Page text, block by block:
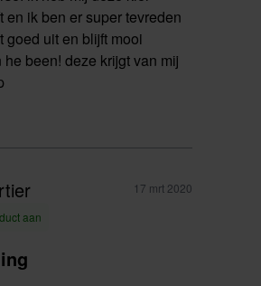
en ik ben er super tevreden
goed uit en blijft mooi
been! deze krijgt van mij
17 mrt 2020
aan